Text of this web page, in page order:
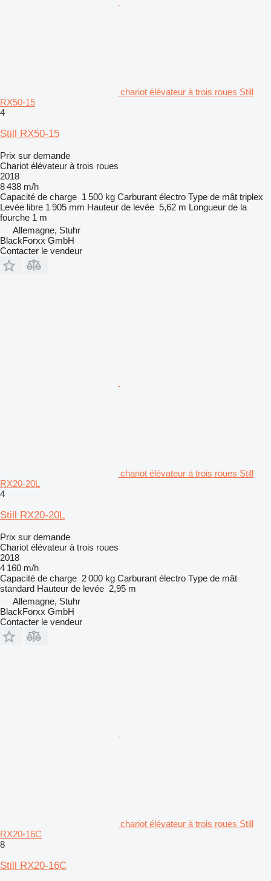
chariot élévateur à trois roues Still
RX50-15
4
Still RX50-15
Prix sur demande
Chariot élévateur à trois roues
2018
8 438 m/h
Capacité de charge 1 500 kg Carburant électro Type de mât triplex
Levée libre 1 905 mm Hauteur de levée 5,62 m Longueur de la
fourche 1 m
Allemagne, Stuhr
BlackForxx GmbH
Contacter le vendeur
chariot élévateur à trois roues Still
RX20-20L
4
Still RX20-20L
Prix sur demande
Chariot élévateur à trois roues
2018
4 160 m/h
Capacité de charge 2 000 kg Carburant électro Type de mât
standard Hauteur de levée 2,95 m
Allemagne, Stuhr
BlackForxx GmbH
Contacter le vendeur
chariot élévateur à trois roues Still
RX20-16C
8
Still RX20-16C